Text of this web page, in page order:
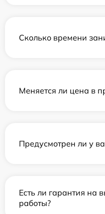
Сколько времени
Меняется ли цена в
Предусмотрен ли у
Есть ли гарантия на
работы?